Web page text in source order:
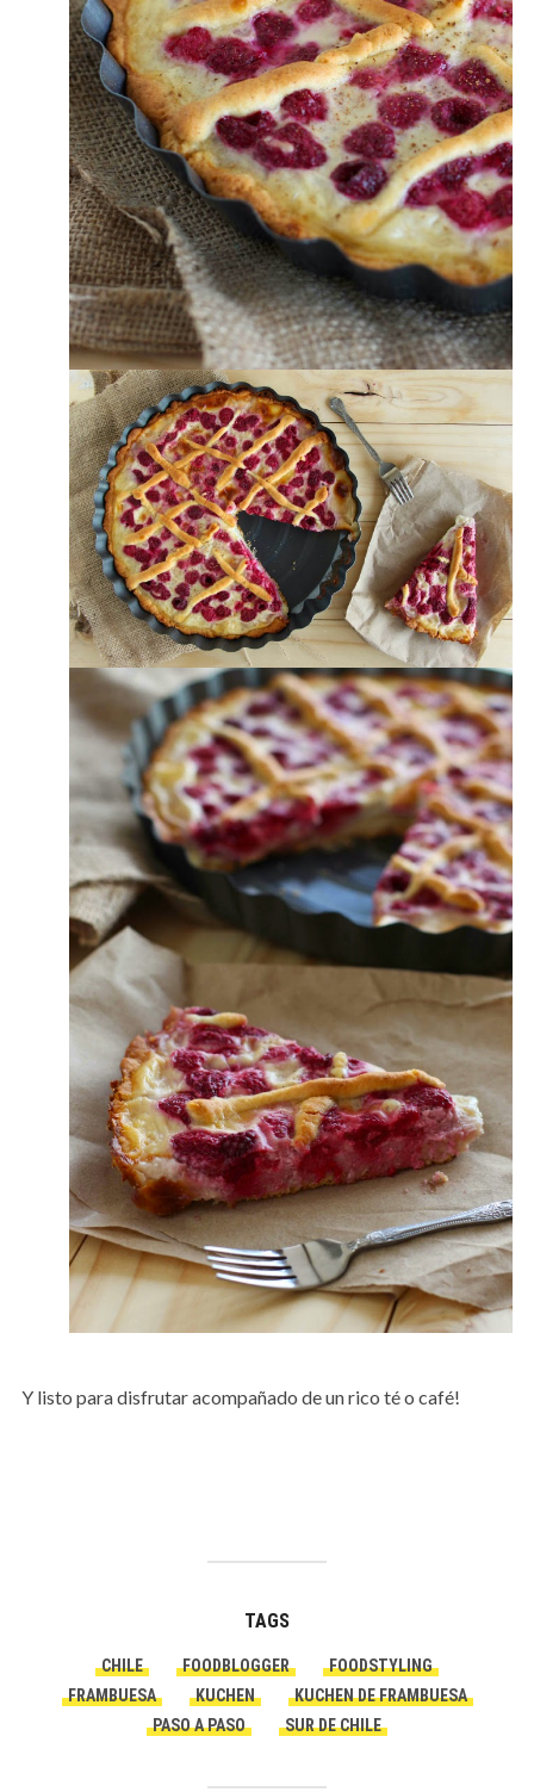
Y listo para disfrutar acompañado de un rico té o café!
TAGS
CHILE FOODBLOGGER
FOODSTYLING
FRAMBUESA
KUCHEN
KUCHEN DE FRAMBUESA
PASO A PASO
SUR DE CHILE